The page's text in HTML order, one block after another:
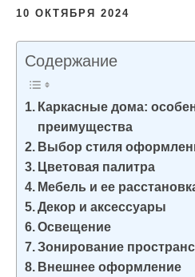
10 ОКТЯБРЯ 2024
Содержание
Каркасные дома:
преимущества
Выбор стиля
Цветовая палитра
Мебель и ее
Декор и аксессуары
Освещение
Зонирование
Внешнее оформление